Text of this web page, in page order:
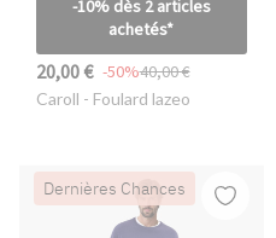
-10% dès 2 articles
achetés*
20,00 € 40,00 €
-50%
Caroll - Foulard lazeo
Dernières Chances